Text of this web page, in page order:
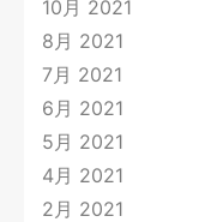
10月 2021
8月 2021
7月 2021
6月 2021
5月 2021
4月 2021
2月 2021